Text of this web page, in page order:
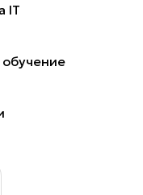
IT